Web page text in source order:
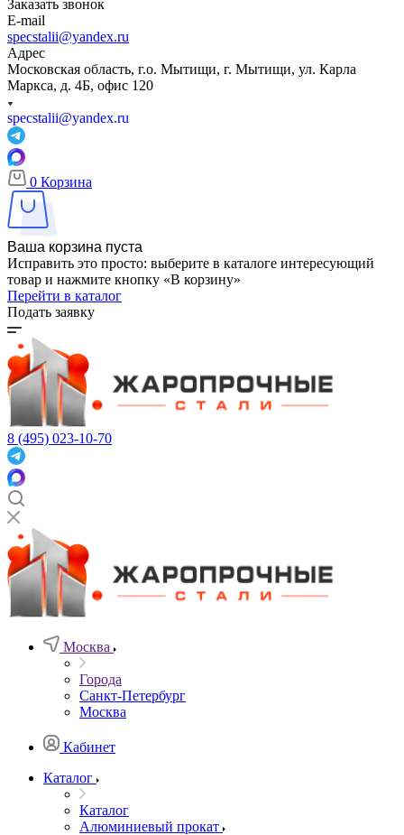
Заказать звонок
E-mail
specstalii@yandex.ru
Адрес
Московская область, г.о. Мытищи, г. Мытищи, ул. Карла
Маркса, д. 4Б, офис 120
specstalii@yandex.ru
0 Корзина
Ваша корзина пуста
Исправить это просто: выберите в каталоге интересующий
товар и нажмите кнопку «В корзину»
Перейти в каталог
Подать заявку
8 (495) 023-10-70
Москва
Города
Санкт-Петербург
Москва
Кабинет
Каталог
Каталог
Алюминиевый прокат